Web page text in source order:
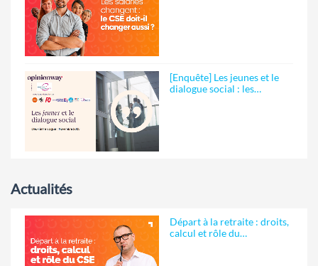
[Enquête] Les jeunes et le
dialogue social : les…
Actualités
Départ à la retraite : droits,
calcul et rôle du…